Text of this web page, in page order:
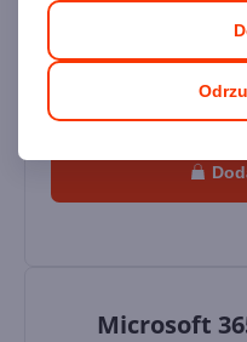
67,19zł/ rocznie
Microsoft